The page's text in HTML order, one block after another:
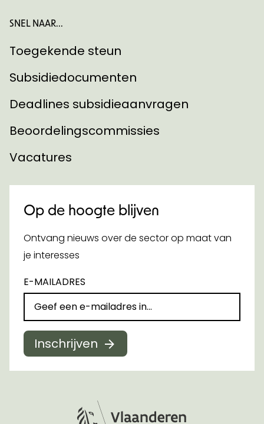
SNEL NAAR...
Toegekende steun
Subsidiedocumenten
Deadlines subsidieaanvragen
Beoordelingscommissies
Vacatures
Op de hoogte blijven
Ontvang nieuws over de sector op maat van
je interesses
E-MAILADRES
Inschrijven